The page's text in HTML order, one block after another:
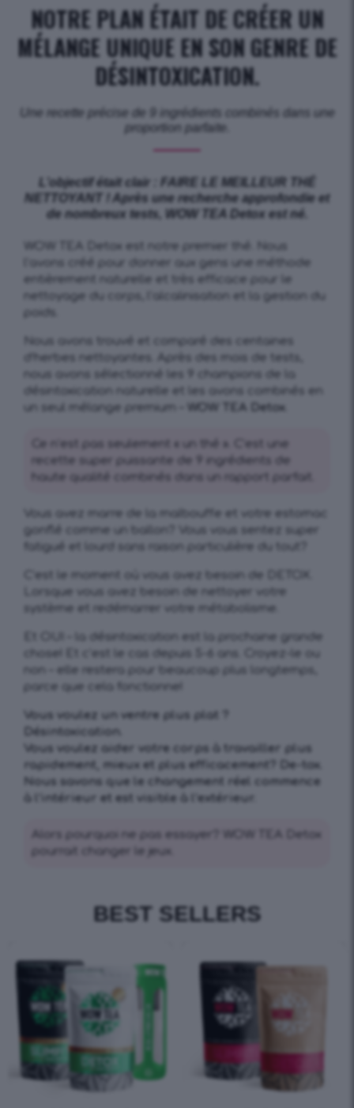
NOTRE PLAN ÉTAIT DE CRÉER UN
MÉLANGE UNIQUE EN SON GENRE DE
DÉSINTOXICATION.
Une recette précise de 9 ingrédients combinés dans une
proportion parfaite.
L’objectif était clair : FAIRE LE MEILLEUR THÉ
NETTOYANT ! Après une recherche approfondie et
de nombreux tests, WOW TEA Detox est né.
WOW TEA Detox est notre premier thé. Nous
l’avons créé pour donner aux gens une méthode
entièrement naturelle et très efficace pour le
nettoyage du corps, l’alcalinisation et la gestion du
Nous avons trouvé et comparé des centaines
d’herbes nettoyantes. Après des mois de tests,
nous avons sélectionné les 9 champions de la
désintoxication naturelle et les avons combinés en
un seul mélange premium –
WOW TEA Detox
Ce n’est pas seulement « un thé ». C’est une
recette super puissante de 9 ingrédients de
haute qualité combinés dans un rapport parfait.
Vous avez marre de la malbouffe et votre estomac
gonflé comme un ballon? Vous vous sentez super
fatigué et lourd sans raison particulière du tout?
C’est le moment où vous avez besoin de DETOX.
Lorsque vous avez besoin de nettoyer votre
système et redémarrer votre métabolisme.
Et OUI – la désintoxication est la prochaine grande
chose! Et c’est le cas depuis 5-6 ans. Croyez-le ou
non – elle restera pour beaucoup plus longtemps,
parce que cela fonctionne!
Vous voulez un ventre plus plat ?
Désintoxication.
Vous voulez aider votre corps à travailler plus
rapidement, mieux et plus efficacement? De-tox.
Nous savons que le changement réel commence
à l’intérieur et est visible à l’extérieur.
Alors pourquoi ne pas essayer? WOW TEA Detox
pourrait changer le jeux.
BEST SELLERS